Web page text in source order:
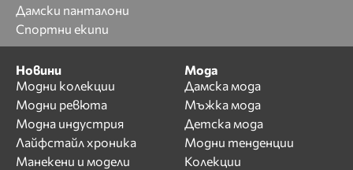
Дамски панталони
Спортни екипи
Новини
Модни колекции
Модни ревюта
Модна индустрия
Лайфстайл хроника
Манекени и модели
Мода
Дамска мода
Мъжка мода
Детска мода
Модни тенденции
Колекции